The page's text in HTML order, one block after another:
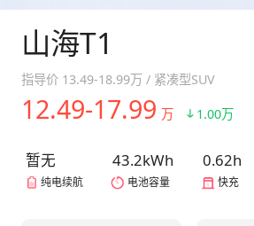
山海T1
指导价 13.49-18.99万 / 紧凑型SUV
12.49-17.99 万 1.00万
暂无
纯电续航
43.2kWh
电池容量
0.62h
快充